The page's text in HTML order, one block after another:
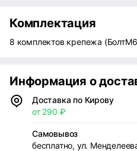
Комплектация
8 комплектов крепежа
Информация о
Доставка по Кирову
от 290 ₽
Самовывоз
бесплатно, ул.